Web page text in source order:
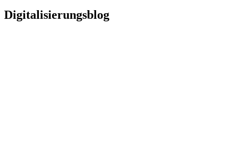
Digitalisierungsblog